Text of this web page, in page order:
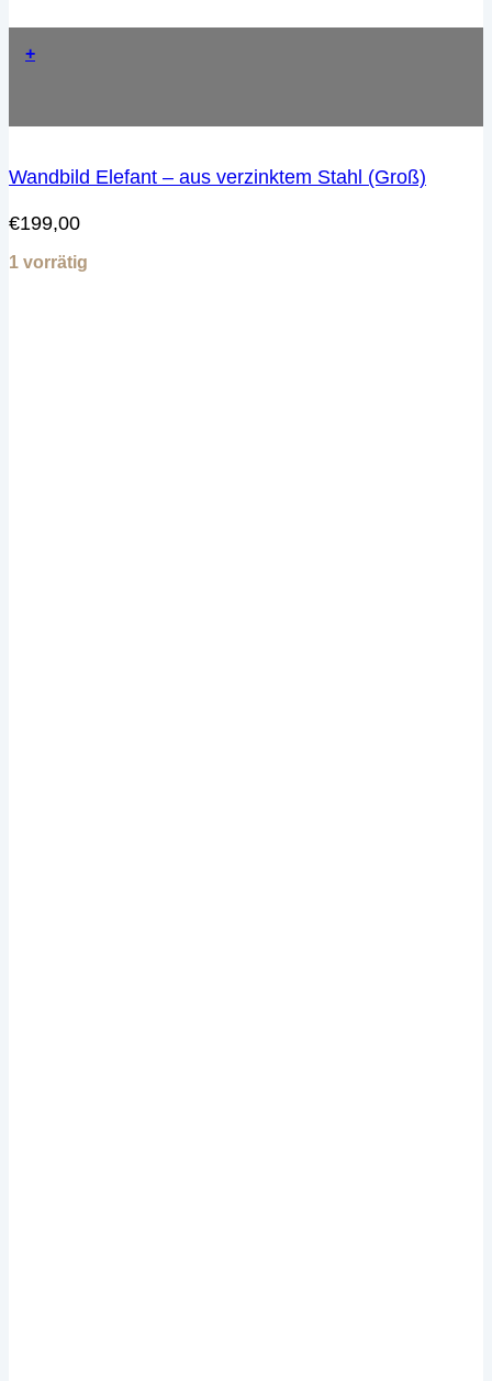
+
Wandbild Elefant – aus verzinktem Stahl (Groß)
€199,00
1 vorrätig